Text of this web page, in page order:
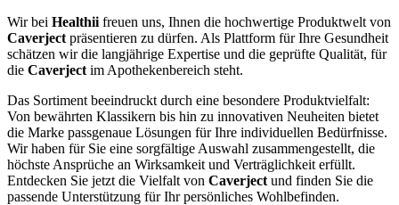
Wir bei Healthii freuen uns, Ihnen die hochwertige Produktwelt von
Caverject präsentieren zu dürfen. Als Plattform für Ihre Gesundheit
schätzen wir die langjährige Expertise und die geprüfte Qualität, für
die Caverject im Apothekenbereich steht.
Das Sortiment beeindruckt durch eine besondere Produktvielfalt:
Von bewährten Klassikern bis hin zu innovativen Neuheiten bietet
die Marke passgenaue Lösungen für Ihre individuellen Bedürfnisse.
Wir haben für Sie eine sorgfältige Auswahl zusammengestellt, die
höchste Ansprüche an Wirksamkeit und Verträglichkeit erfüllt.
Entdecken Sie jetzt die Vielfalt von Caverject und finden Sie die
passende Unterstützung für Ihr persönliches Wohlbefinden.